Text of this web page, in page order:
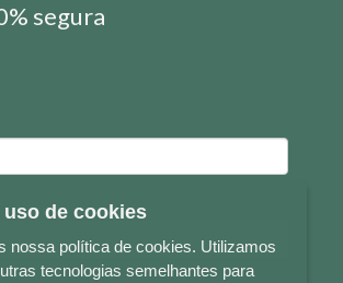
segura
de cookies
nossa política de cookies. Utilizamos
tecnologias semelhantes para